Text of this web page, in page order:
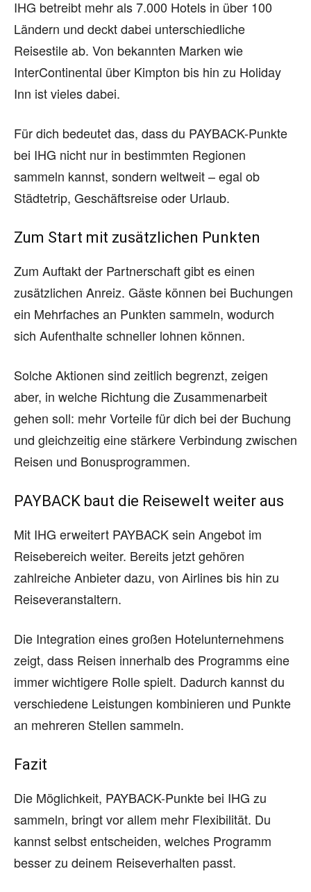
IHG betreibt mehr als 7.000 Hotels in über 100
Ländern und deckt dabei unterschiedliche
Reisestile ab. Von bekannten Marken wie
InterContinental über Kimpton bis hin zu Holiday
Inn ist vieles dabei.
Für dich bedeutet das, dass du PAYBACK-Punkte
bei IHG nicht nur in bestimmten Regionen
sammeln kannst, sondern weltweit – egal ob
Städtetrip, Geschäftsreise oder Urlaub.
Zum Start mit zusätzlichen Punkten
Zum Auftakt der Partnerschaft gibt es einen
zusätzlichen Anreiz. Gäste können bei Buchungen
ein Mehrfaches an Punkten sammeln, wodurch
sich Aufenthalte schneller lohnen können.
Solche Aktionen sind zeitlich begrenzt, zeigen
aber, in welche Richtung die Zusammenarbeit
gehen soll: mehr Vorteile für dich bei der Buchung
und gleichzeitig eine stärkere Verbindung zwischen
Reisen und Bonusprogrammen.
PAYBACK baut die Reisewelt weiter aus
Mit IHG erweitert PAYBACK sein Angebot im
Reisebereich weiter. Bereits jetzt gehören
zahlreiche Anbieter dazu, von Airlines bis hin zu
Reiseveranstaltern.
Die Integration eines großen Hotelunternehmens
zeigt, dass Reisen innerhalb des Programms eine
immer wichtigere Rolle spielt. Dadurch kannst du
verschiedene Leistungen kombinieren und Punkte
an mehreren Stellen sammeln.
Fazit
Die Möglichkeit, PAYBACK-Punkte bei IHG zu
sammeln, bringt vor allem mehr Flexibilität. Du
kannst selbst entscheiden, welches Programm
besser zu deinem Reiseverhalten passt.